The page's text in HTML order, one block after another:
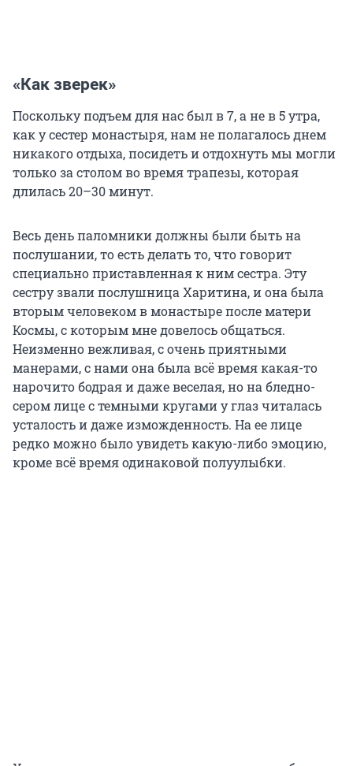
«Как зверек»
Поскольку подъем для нас был в 7, а не в 5 утра,
как у сестер монастыря, нам не полагалось днем
никакого отдыха, посидеть и отдохнуть мы могли
только за столом во время трапезы, которая
длилась 20–30 минут.
Весь день паломники должны были быть на
послушании, то есть делать то, что говорит
специально приставленная к ним сестра. Эту
сестру звали послушница Харитина, и она была
вторым человеком в монастыре после матери
Космы, с которым мне довелось общаться.
Неизменно вежливая, с очень приятными
манерами, с нами она была всё время какая-то
нарочито бодрая и даже веселая, но на бледно-
сером лице с темными кругами у глаз читалась
усталость и даже изможденность. На ее лице
редко можно было увидеть какую-либо эмоцию,
кроме всё время одинаковой полуулыбки.